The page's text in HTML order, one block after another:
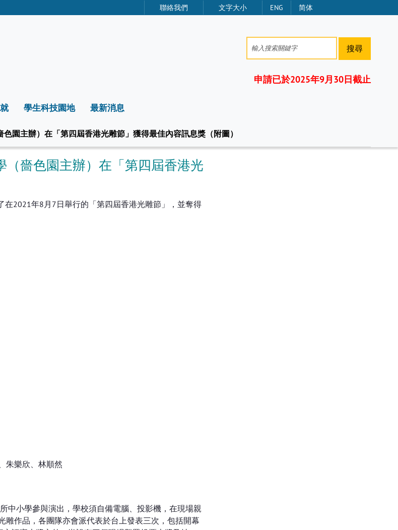
聯絡我們 文字大小 ENG 简体
搜尋
申請已於2025年9月30日截止
學生科技園地 最新消息
園主辦）在「第四屆香港光雕節」獲得最佳內容訊息獎（附圖）
（嗇色園主辦）在「第四屆香港光
在2021年8月7日舉行的「第四屆香港光雕節」，並奪得
朱樂欣、林順然
中小學參與演出，學校須自備電腦、投影機，在現場親
作品，各團隊亦會派代表於台上發表三次，包括開幕